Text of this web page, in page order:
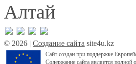
Алтай
© 2026 | Создание сайта site4u.kz
Сайт создан при поддержке
Содержание сайта является полной